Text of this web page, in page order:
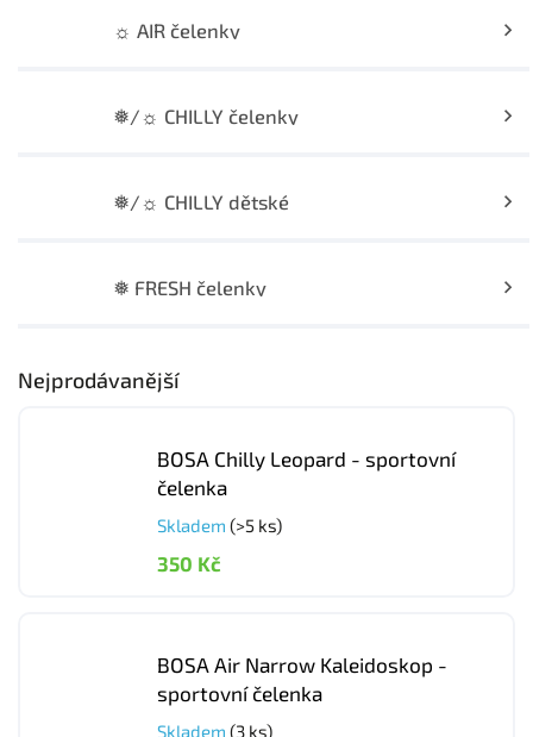
☼ AIR čelenky
❅/☼ CHILLY čelenky
❅/☼ CHILLY dětské
❅ FRESH čelenky
Nejprodávanější
BOSA Chilly Leopard - sportovní
čelenka
Skladem (>5 ks)
350 Kč
BOSA Air Narrow Kaleidoskop -
sportovní čelenka
Skladem (3 ks)